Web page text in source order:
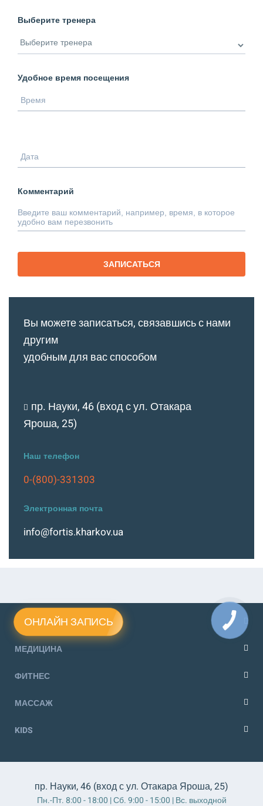
Выберите тренера
Удобное время посещения
Комментарий
ЗАПИСАТЬСЯ
Вы можете записаться, связавшись с нами
другим
удобным для вас способом
пр. Науки, 46 (вход с ул. Отакара
Яроша, 25)
Наш телефон
0-(800)-331303
Электронная почта
info@fortis.kharkov.ua
РЕАБИЛИТАЦИЯ
МЕДИЦИНА
ФИТНЕС
МАССАЖ
KIDS
пр. Науки, 46 (вход с ул. Отакара Яроша, 25)
Пн.-Пт. 8:00 - 18:00 | Сб. 9:00 - 15:00 | Вс. выходной
ОНЛАЙН ЗАПИСЬ